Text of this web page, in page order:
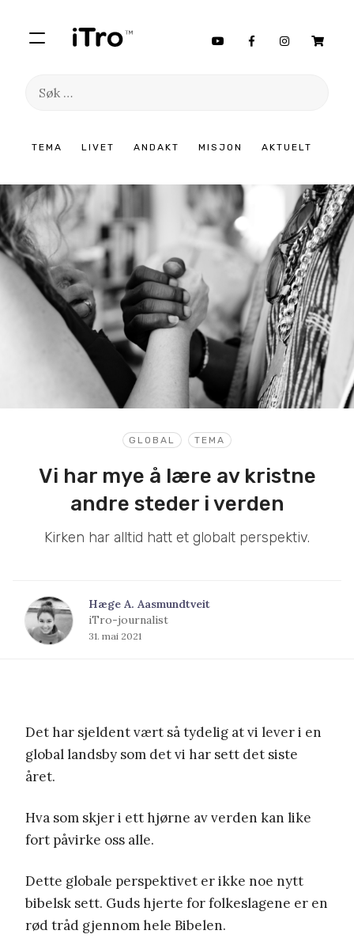
TEMA LIVET ANDAKT MISJON AKTUELT
Søk
innhold
GLOBAL TEMA
Vi har mye å lære av kristne
andre steder i verden
Kirken har alltid hatt et globalt perspektiv.
Hæge A. Aasmundtveit
iTro-journalist
31. mai 2021
Det har sjeldent vært så tydelig at vi lever i en
global landsby som det vi har sett det siste
året.
Hva som skjer i ett hjørne av verden kan like
fort påvirke oss alle.
Dette globale perspektivet er ikke noe nytt
bibelsk sett. Guds hjerte for folkeslagene er en
rød tråd gjennom hele Bibelen.